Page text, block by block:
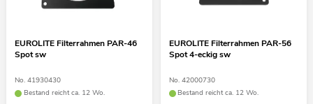
EUROLITE Filterrahmen PAR-46
Spot sw
No. 41930430
Bestand reicht ca. 12 Wo.
EUROLITE Filterrahmen PAR-56
Spot 4-eckig sw
No. 42000730
Bestand reicht ca. 12 Wo.